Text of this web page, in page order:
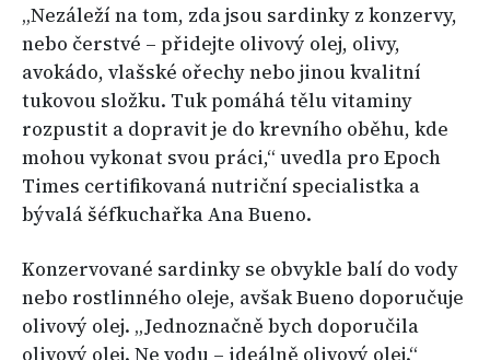
„Nezáleží na tom, zda jsou sardinky z konzervy,
nebo čerstvé – přidejte olivový olej, olivy,
avokádo, vlašské ořechy nebo jinou kvalitní
tukovou složku. Tuk pomáhá tělu vitaminy
rozpustit a dopravit je do krevního oběhu, kde
mohou vykonat svou práci,“ uvedla pro Epoch
Times certifikovaná nutriční specialistka a
bývalá šéfkuchařka Ana Bueno.
Konzervované sardinky se obvykle balí do vody
nebo rostlinného oleje, avšak Bueno doporučuje
olivový olej. „Jednoznačně bych doporučila
olivový olej. Ne vodu – ideálně olivový olej.“